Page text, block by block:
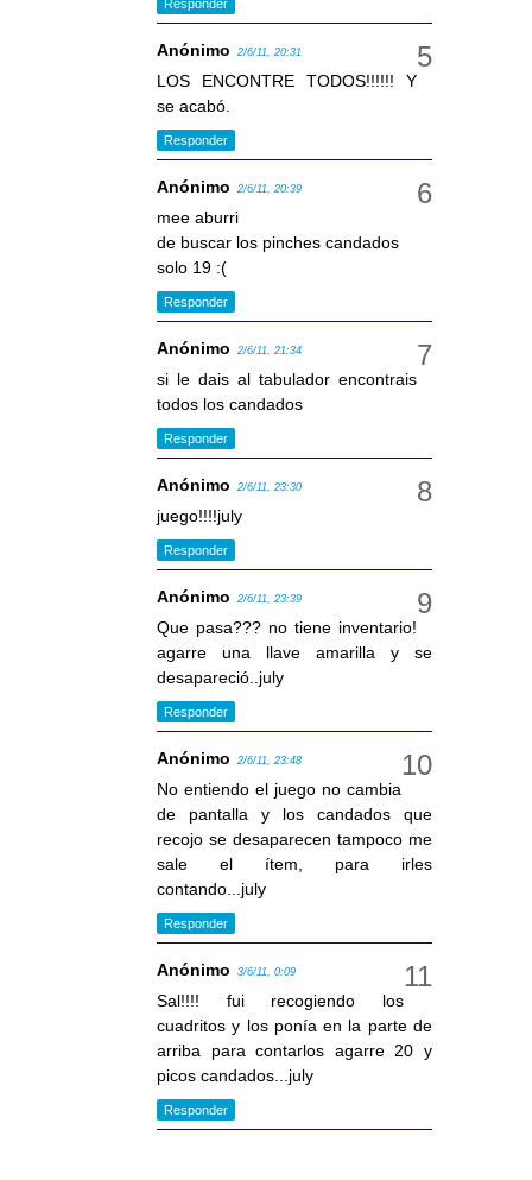
Responder
Anónimo 2/6/11, 20:31
LOS ENCONTRE TODOS!!!!!! Y
se acabó.
Responder
Anónimo 2/6/11, 20:39
mee aburri
de buscar los pinches candados
solo 19 :(
Responder
Anónimo 2/6/11, 21:34
si le dais al tabulador encontrais
todos los candados
Responder
Anónimo 2/6/11, 23:30
juego!!!!july
Responder
Anónimo 2/6/11, 23:39
Que pasa??? no tiene inventario!
agarre una llave amarilla y se
desapareció..july
Responder
Anónimo 2/6/11, 23:48
No entiendo el juego no cambia
de pantalla y los candados que
recojo se desaparecen tampoco me
sale el ítem, para irles
contando...july
Responder
Anónimo 3/6/11, 0:09
Sal!!!! fui recogiendo los
cuadritos y los ponía en la parte de
arriba para contarlos agarre 20 y
picos candados...july
Responder